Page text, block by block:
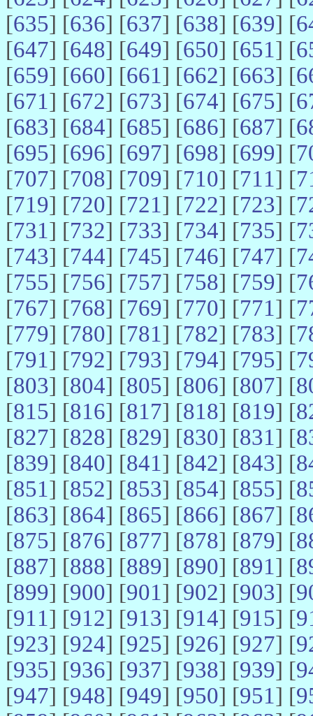
[635] [636] [637] [638] [639] [
[647] [648] [649] [650] [651] [
[659] [660] [661] [662] [663] [
[671] [672] [673] [674] [675] [
[683] [684] [685] [686] [687] [
[695] [696] [697] [698] [699] [
[707] [708] [709] [710] [711] [
[719] [720] [721] [722] [723] [
[731] [732] [733] [734] [735] [
[743] [744] [745] [746] [747] [
[755] [756] [757] [758] [759] [
[767] [768] [769] [770] [771] [
[779] [780] [781] [782] [783] [
[791] [792] [793] [794] [795] [
[803] [804] [805] [806] [807] [
[815] [816] [817] [818] [819] [
[827] [828] [829] [830] [831] [
[839] [840] [841] [842] [843] [
[851] [852] [853] [854] [855] [
[863] [864] [865] [866] [867] [
[875] [876] [877] [878] [879] [
[887] [888] [889] [890] [891] [
[899] [900] [901] [902] [903] [
[911] [912] [913] [914] [915] [
[923] [924] [925] [926] [927] [
[935] [936] [937] [938] [939] [
[947] [948] [949] [950] [951] [